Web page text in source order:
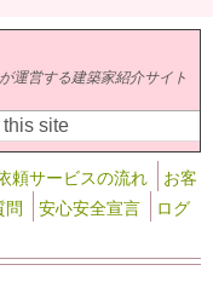
運営する建築家紹介サイト
ーム
頼サービスの流れ
お客
問 安心安全宣言
ログ